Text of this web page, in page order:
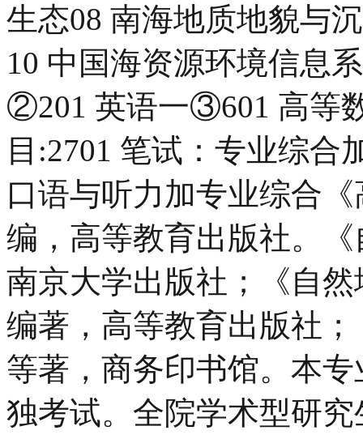
生态08 南海地质地貌与
10 中国海资源环境信息
②201 英语一③601 高等
目:2701 笔试：专业综合
口语与听力加专业综合
编，高等教育出版社。
南京大学出版社；《自
编著，高等教育出版社
等著，商务印书馆。本
独考试。全院学术型研